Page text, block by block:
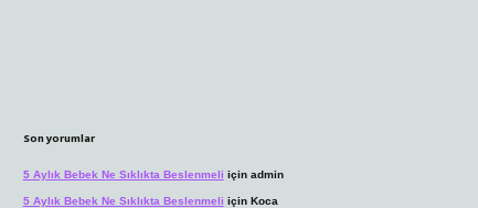
Son yorumlar
5 Aylık Bebek Ne Sıklıkta Beslenmeli için admin
5 Aylık Bebek Ne Sıklıkta Beslenmeli için Koca